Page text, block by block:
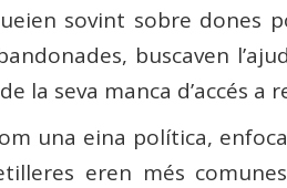
sovint sobre dones
buscaven
la seva manca d’accés a
una eina política,
eren més